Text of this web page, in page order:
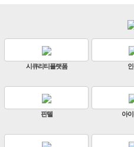
판빌코리아